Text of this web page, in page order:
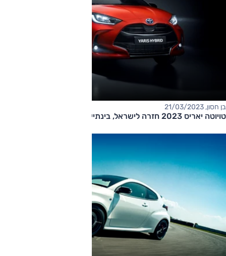
בן חסון, 21/03/2023
טויוטה יאריס 2023 חזרה לישראל, בינתיים רק כהיברידית